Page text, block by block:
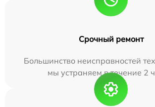
Срочный ремонт
Большинство неисправностей
мы устраняем в течение 2